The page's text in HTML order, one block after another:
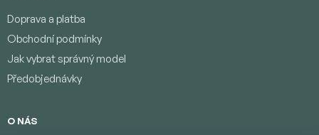
Doprava a platba
Obchodní podmínky
Jak vybrat správný model
Předobjednávky
O NÁS